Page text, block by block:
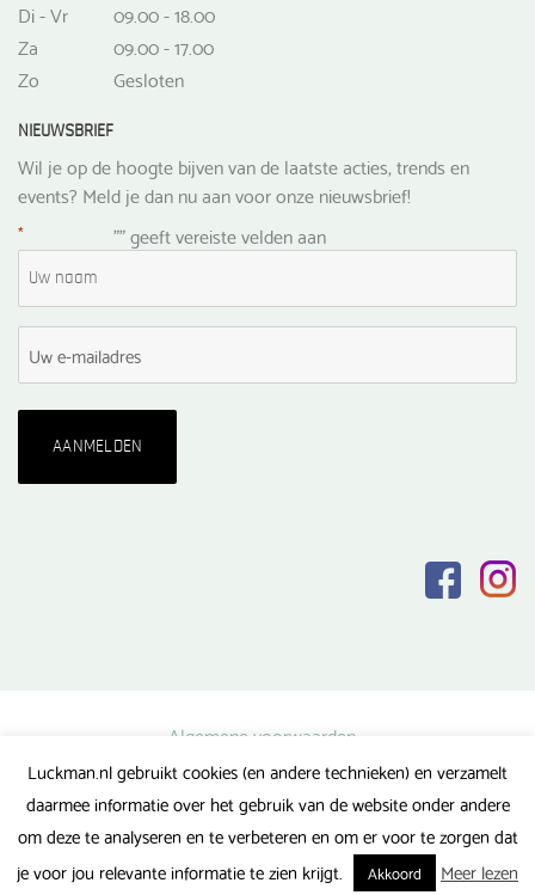
Di - Vr
09.00 - 18.00
Za
09.00 - 17.00
Zo
Gesloten
NIEUWSBRIEF
Wil je op de hoogte bijven van de laatste acties, trends en
events? Meld je dan nu aan voor onze nieuwsbrief!
"
* " geeft vereiste velden aan
Algemene voorwaarden
Privacy verklaring
Veel gestelde vragen
Luckman.nl gebruikt cookies (en andere technieken) en verzamelt
daarmee informatie over het gebruik van de website onder andere
om deze te analyseren en te verbeteren en om er voor te zorgen dat
je voor jou relevante informatie te zien krijgt.
Akkoord Meer lezen